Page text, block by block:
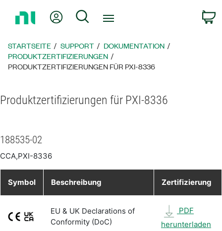
zur
Mein KontoSuche
STARTSEITE SUPPORT
DOKUMENTATION
PRODUKTZERTIFIZIERUNGEN
PRODUKTZERTIFIZIERUNGEN FÜR PXI-8336
Produktzertifizierungen für PXI-8336
188535-02
CCA,PXI-8336
Symbol Beschreibung Zertifizierung
EU & UK Declarations of
Conformity (DoC)
PDF
herunterladen